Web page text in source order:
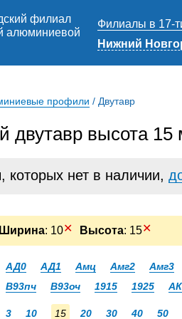
филиал
алюминиевой
Филиалы в 17-
Нижний
профили / Двутавр
двутавр высота
которых нет в наличии,
Ширина: 10✕ Высота: 15✕
АД0 АД1 Амц Амг2
Амг3
В93пч
В93оч 1915 1925
3 10 15 20 30 40 50